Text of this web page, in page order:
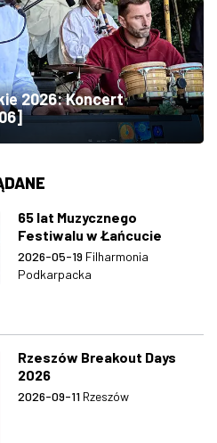
2026: Koncert
65 lat Muzycznego
Festiwalu w Łańcucie
2026-05-19 Filharmonia
Podkarpacka
Rzeszów Breakout Days
2026
2026-09-11 Rzeszów